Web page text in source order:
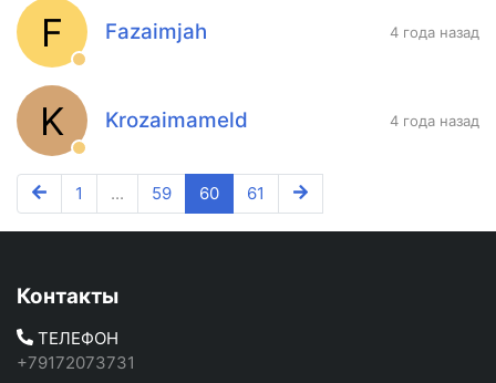
F Fazaimjah 4 года назад
K Krozaimameld 4 года назад
1 ... 59 60 61
Контакты
ТЕЛЕФОН
+79172073731